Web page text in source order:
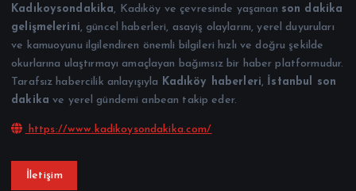
Kadıkoysondakika, Kadıköy ve çevresinde yaşanan son dakika
gelişmelerini, güncel haberleri, asayiş olaylarını, yerel duyuruları
ve kamuoyunu ilgilendiren önemli bilgileri hızlı ve doğru şekilde
okurlarına ulaştırmayı amaçlayan bağımsız bir haber platformudur.
Tarafsız habercilik anlayışıyla Kadıköy haberleri, İstanbul son
dakika ve yerel gündemi anbean takip eder.
https://www.kadikoysondakika.com/
İletişim